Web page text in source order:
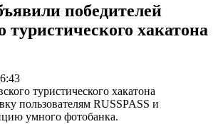
победителей
туристического хакатона
туристического хакатона
пользователям RUSSPASS и
умного фотобанка.